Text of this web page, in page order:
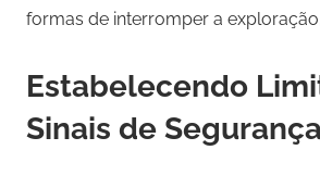
formas de interromper a
Estabelecendo
Sinais de